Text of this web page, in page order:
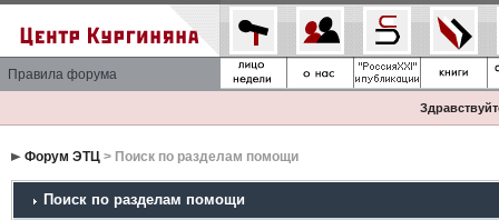
Правила форума
Форум ЭТЦ> Поиск по разделам помощи
Поиск по разделам помощи